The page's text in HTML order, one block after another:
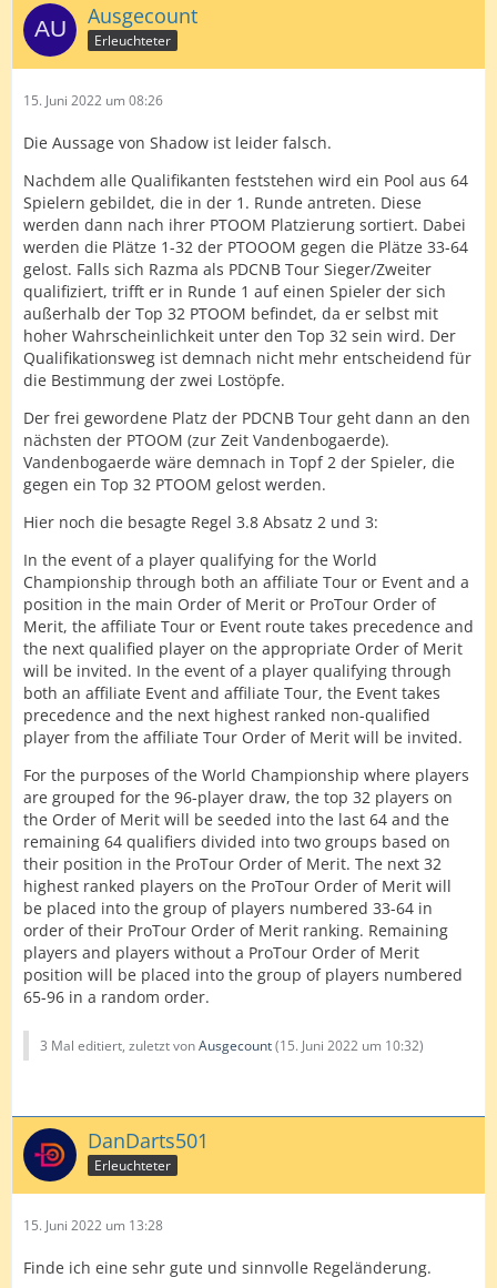
Ausgecount
Erleuchteter
15. Juni 2022 um 08:26
Die Aussage von Shadow ist leider falsch.
Nachdem alle Qualifikanten feststehen wird ein Pool aus 64
Spielern gebildet, die in der 1. Runde antreten. Diese
werden dann nach ihrer PTOOM Platzierung sortiert. Dabei
werden die Plätze 1-32 der PTOOOM gegen die Plätze 33-64
gelost. Falls sich Razma als PDCNB Tour Sieger/Zweiter
qualifiziert, trifft er in Runde 1 auf einen Spieler der sich
außerhalb der Top 32 PTOOM befindet, da er selbst mit
hoher Wahrscheinlichkeit unter den Top 32 sein wird. Der
Qualifikationsweg ist demnach nicht mehr entscheidend für
die Bestimmung der zwei Lostöpfe.
Der frei gewordene Platz der PDCNB Tour geht dann an den
nächsten der PTOOM (zur Zeit Vandenbogaerde).
Vandenbogaerde wäre demnach in Topf 2 der Spieler, die
gegen ein Top 32 PTOOM gelost werden.
Hier noch die besagte Regel 3.8 Absatz 2 und 3:
In the event of a player qualifying for the World
Championship through both an affiliate Tour or Event and a
position in the main Order of Merit or ProTour Order of
Merit, the affiliate Tour or Event route takes precedence and
the next qualified player on the appropriate Order of Merit
will be invited. In the event of a player qualifying through
both an affiliate Event and affiliate Tour, the Event takes
precedence and the next highest ranked non-qualified
player from the affiliate Tour Order of Merit will be invited.
For the purposes of the World Championship where players
are grouped for the 96-player draw, the top 32 players on
the Order of Merit will be seeded into the last 64 and the
remaining 64 qualifiers divided into two groups based on
their position in the ProTour Order of Merit. The next 32
highest ranked players on the ProTour Order of Merit will
be placed into the group of players numbered 33-64 in
order of their ProTour Order of Merit ranking. Remaining
players and players without a ProTour Order of Merit
position will be placed into the group of players numbered
65-96 in a random order.
3 Mal editiert, zuletzt vonAusgecount(15. Juni 2022 um 10:32)
DanDarts501
Erleuchteter
15. Juni 2022 um 13:28
Finde ich eine sehr gute und sinnvolle Regeländerung.